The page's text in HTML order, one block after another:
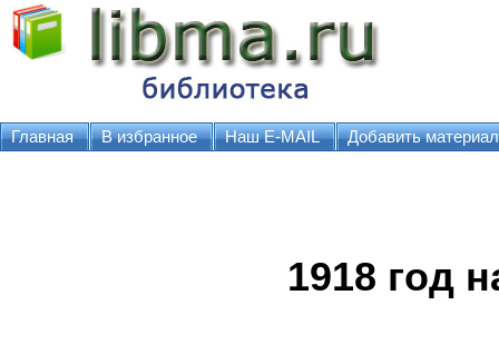
Главная В избранное Наш E-MAIL Добавить материал
1918 год